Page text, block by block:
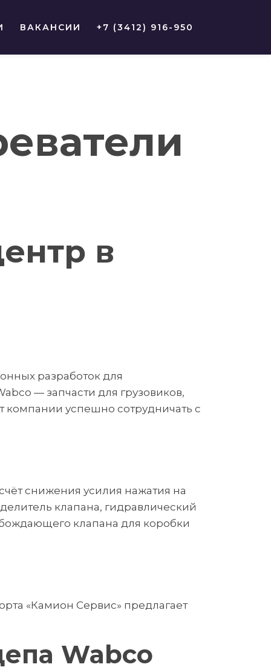
ВАКАНСИИ +7 (3412) 916-950
в
разработок для
— запчасти для грузовиков,
компании успешно сотрудничать с
снижения усилия нажатия на
клапана, гидравлический
клапана для коробки
«Камион Сервис» предлагает
Wabco